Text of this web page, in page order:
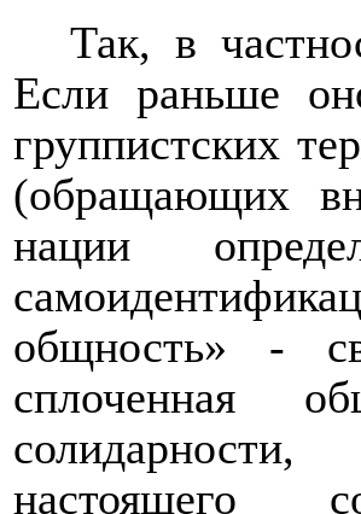
Так, в
Если раньше
группистских
(обращающих
нации
общность» -
сплоченная
настоящего